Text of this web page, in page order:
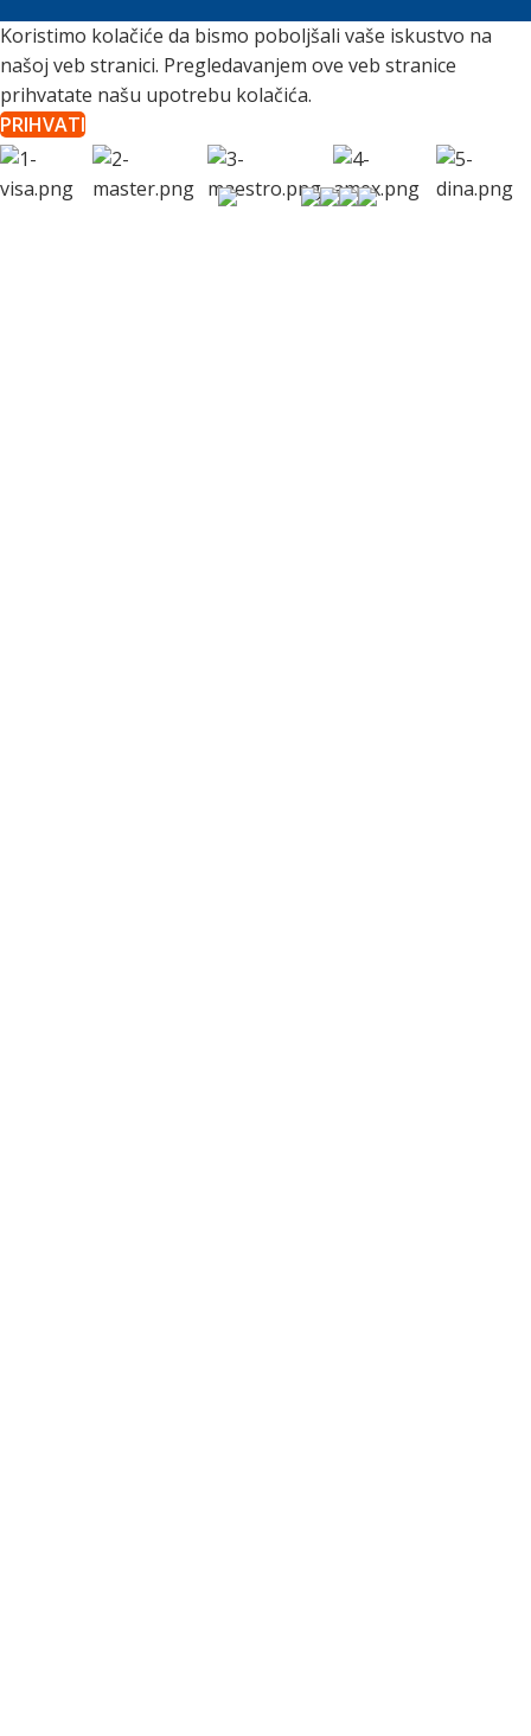
Koristimo kolačiće da bismo poboljšali vaše iskustvo na
našoj veb stranici. Pregledavanjem ove veb stranice
prihvatate našu upotrebu kolačića.
PRIHVATI